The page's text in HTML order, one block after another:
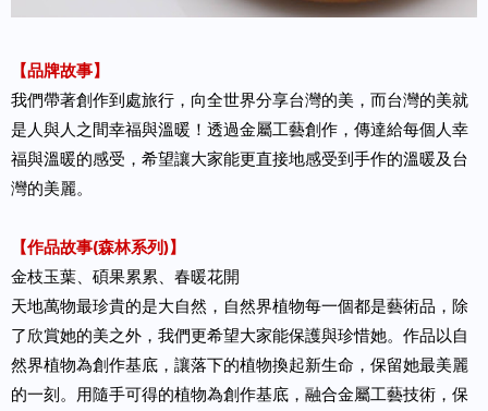
【品牌故事】
我們帶著創作到處旅行，向全世界分享台灣的美，而台灣的美就
是人與人之間幸福與溫暖！透過金屬工藝創作，傳達給每個人幸
福與溫暖的感受，希望讓大家能更直接地感受到手作的溫暖及台
灣的美麗。
【作品故事(森林系列)】
金枝玉葉、碩果累累、春暖花開
天地萬物最珍貴的是大自然，自然界植物每一個都是藝術品，除
了欣賞她的美之外，我們更希望大家能保護與珍惜她。作品以自
然界植物為創作基底，讓落下的植物換起新生命，保留她最美麗
的一刻。用隨手可得的植物為創作基底，融合金屬工藝技術，保